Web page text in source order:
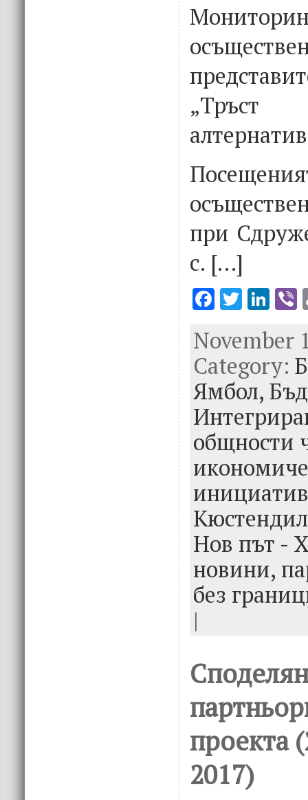
„Тръст
при
с. […]
F
e
b
o
o
k
T
it
te
r
Li
k
e
dI
n
November
Category:
Ямбол,
общности
Нов път -
новини,
без
|
проекта
2017)